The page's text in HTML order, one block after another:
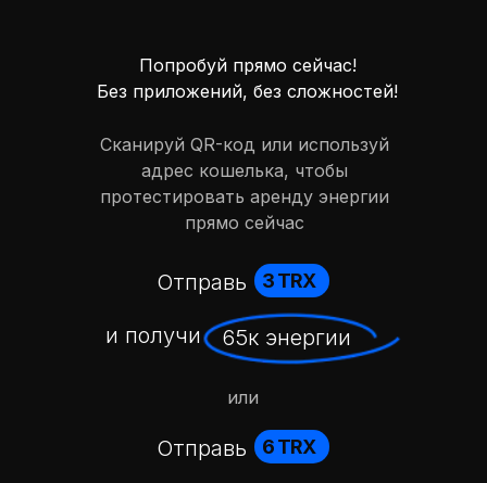
6 TRX
Отправь
3 TRX
Отправь
и получи
или
65к энергии
Сканируй QR-код или используй
адрес кошелька, чтобы
протестировать аренду энергии
прямо сейчас
Попробуй прямо сейчас!
Без приложений, без сложностей!